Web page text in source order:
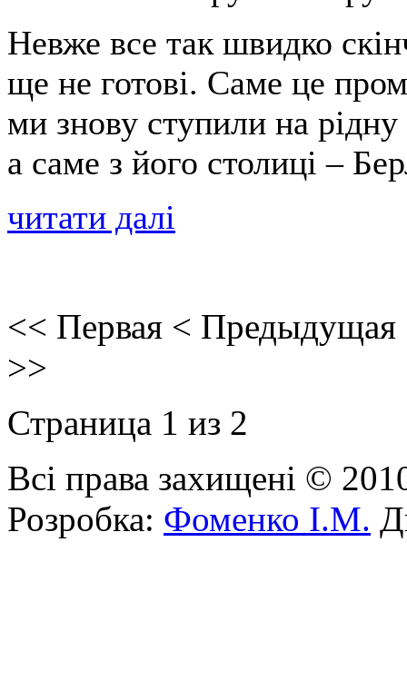
Невже все так швидко
ще не готові. Саме це
ми знову ступили на
а саме з його столиці –
читати далі
<< Первая < Предыдущая
>>
Страница 1 из 2
Всі права захищені ©
Розробка: Фоменко І.М.